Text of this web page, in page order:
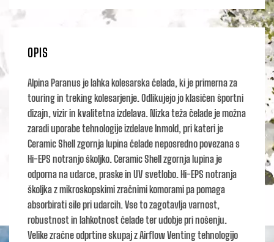
OPIS
Alpina Paranus je lahka kolesarska čelada, ki je primerna za
touring in treking kolesarjenje. Odlikujejo jo klasičen športni
dizajn, vizir in kvalitetna izdelava. Nizka teža čelade je možna
zaradi uporabe tehnologije izdelave Inmold, pri kateri je
Ceramic Shell zgornja lupina čelade neposredno povezana s
Hi-EPS notranjo školjko. Ceramic Shell zgornja lupina je
odporna na udarce, praske in UV svetlobo. Hi-EPS notranja
školjka z mikroskopskimi zračnimi komorami pa pomaga
absorbirati sile pri udarcih. Vse to zagotavlja varnost,
robustnost in lahkotnost čelade ter udobje pri nošenju.
Velike zračne odprtine skupaj z Airflow Venting tehnologijo